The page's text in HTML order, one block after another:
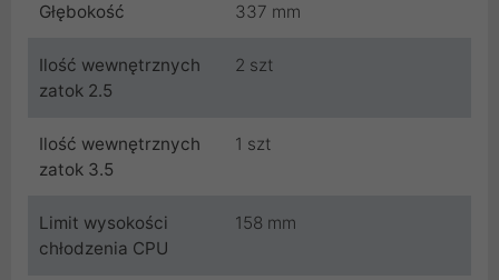
Głębokość 337 mm
Ilość wewnętrznych
zatok 2.5
2 szt
Ilość wewnętrznych
zatok 3.5
1 szt
Limit wysokości
chłodzenia CPU
158 mm